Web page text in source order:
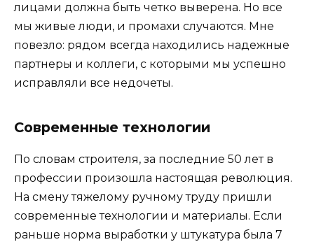
лицами должна быть четко выверена. Но все
мы живые люди, и промахи случаются. Мне
повезло: рядом всегда находились надежные
партнеры и коллеги, с которыми мы успешно
исправляли все недочеты.
Современные технологии
По словам строителя, за последние 50 лет в
профессии произошла настоящая революция.
На смену тяжелому ручному труду пришли
современные технологии и материалы. Если
раньше норма выработки у штукатура была 7